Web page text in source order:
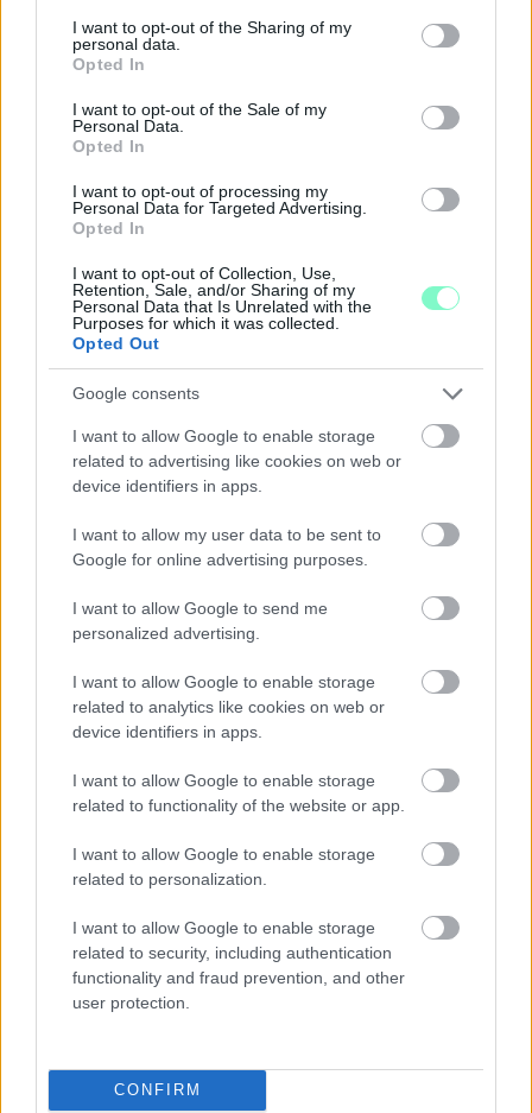
not limited to your visit or usage behaviour. You may click to
grant or deny consent to Google and its third-party tags to
use your data for below specified purposes in below Google
consent section.
I want to opt-out of the Sharing of my
personal data.
Opted In
I want to opt-out of the Sale of my
Personal Data.
Opted In
I want to opt-out of processing my
Personal Data for Targeted Advertising.
Opted In
I want to opt-out of Collection, Use,
Retention, Sale, and/or Sharing of my
Personal Data that Is Unrelated with the
Purposes for which it was collected.
Opted Out
Google consents
I want to allow Google to enable storage
related to advertising like cookies on web or
device identifiers in apps.
I want to allow my user data to be sent to
Google for online advertising purposes.
I want to allow Google to send me
personalized advertising.
I want to allow Google to enable storage
related to analytics like cookies on web or
device identifiers in apps.
I want to allow Google to enable storage
related to functionality of the website or app.
I want to allow Google to enable storage
related to personalization.
I want to allow Google to enable storage
related to security, including authentication
functionality and fraud prevention, and other
user protection.
CONFIRM
Majka koncert, jóga szeánsz, “borhajózás” és egy csomó minden
Szólj hozzá!
ENERGIATAKARÉKOSSÁG: KORÁBBAN KEZDŐDIK
A GYŐRI AUDI ETO KC PÉNTEKI FELKÉSZÜLÉSI
Az energiaellátás tehermentesítése érdekében másfél órával
kezdését.